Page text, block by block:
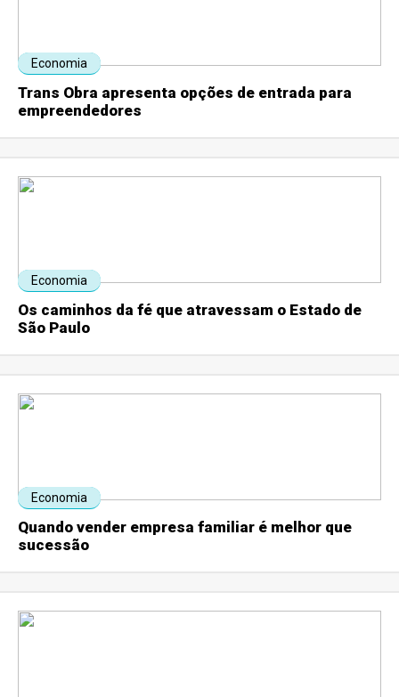
Economia
Trans Obra apresenta opções de entrada para
empreendedores
Economia
Os caminhos da fé que atravessam o Estado de
São Paulo
Economia
Quando vender empresa familiar é melhor que
sucessão